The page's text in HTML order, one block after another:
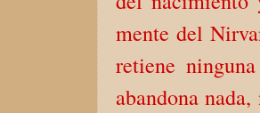
mente del
retiene
abandona